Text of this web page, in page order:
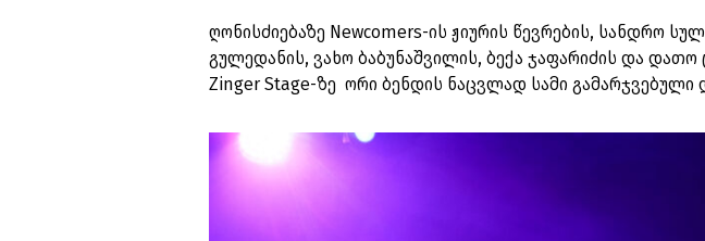
ღონისძიებაზე Newcomers-ის ჟიურის წევრების, სანდრო
გულედანის, ვახო ბაბუნაშვილის, ბექა ჯაფარიძის და
Zinger Stage-ზე ორი ბენდის ნაცვლად სამი გამარჯვებული